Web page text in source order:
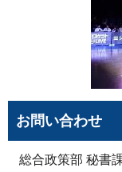
お問い合わせ
総合政策部 秘書